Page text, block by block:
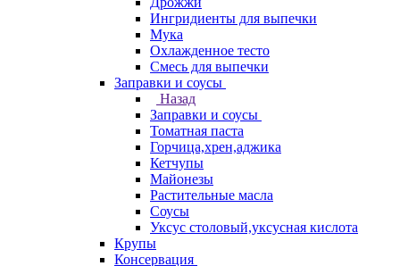
Ингридиенты для выпечки
Мука
Охлажденное тесто
Смесь для выпечки
Заправки и соусы
Назад
Заправки и соусы
Томатная паста
Горчица,хрен,аджика
Кетчупы
Майонезы
Растительные масла
Соусы
Уксус столовый,уксусная кислота
Крупы
Консервация